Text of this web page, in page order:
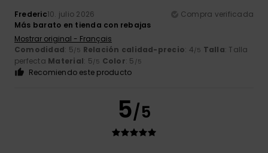
Frederic10. julio 2026
Compra verificada
Más barato en tienda con rebajas
Mostrar original - Français
Comodidad: 5/5 Relación calidad-precio: 4/5 Talla: Talla
perfecta Material: 5/5 Color: 5 /5
Recomiendo este producto
5/5